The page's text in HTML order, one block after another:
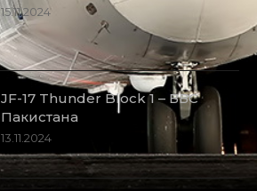
15.11.2024
JF-17 Thunder Block 1 – ВВС
Пакистана
13.11.2024